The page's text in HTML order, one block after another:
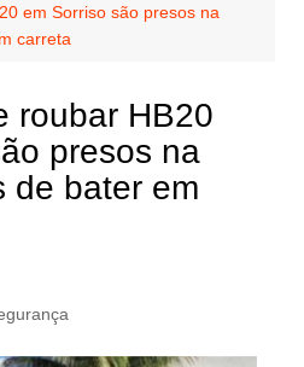
em Sorriso são presos na
carreta
roubar HB20
presos na
de bater em